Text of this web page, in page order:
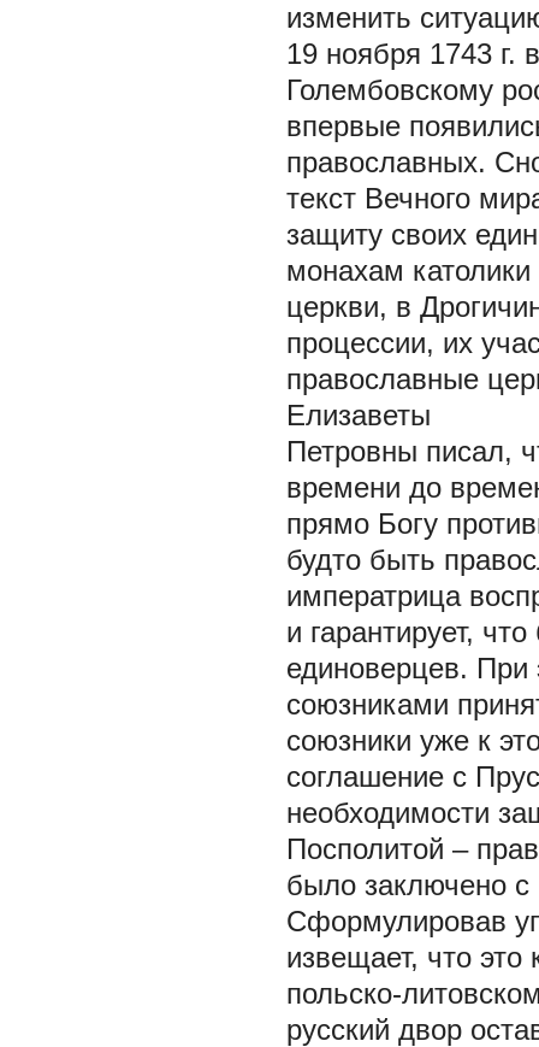
изменить
19 ноября 1743 г.
Голембовскому
впервые
православных.
текст Вечного
защиту своих
монахам
церкви, в
процессии, их
православные
Елизаветы
Петровны писал,
времени до
прямо Богу
будто быть
императрица
и гарантирует,
единоверцев. При
союзниками
союзники уже к
соглашение с
необходимости
Посполитой –
было заключено
Сформулировав
извещает, что
польско-
русский двор